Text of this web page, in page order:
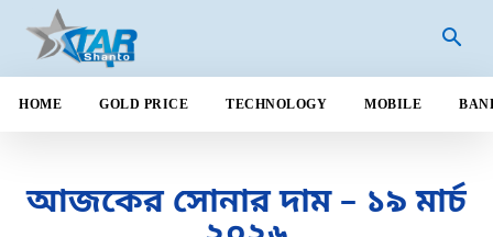
HOME GOLD PRICE TECHNOLOGY MOBILE
আজকের সোনার দাম – ১৯ মার্চ